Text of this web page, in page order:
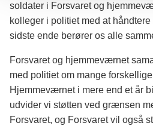
soldater i Forsvaret og
kolleger i politiet med at
sidste ende berører os alle
Forsvaret og hjemmeværnet
med politiet om mange
Hjemmeværnet i mere end et år
udvider vi støtten ved grænsen
Forsvaret, og Forsvaret vil også